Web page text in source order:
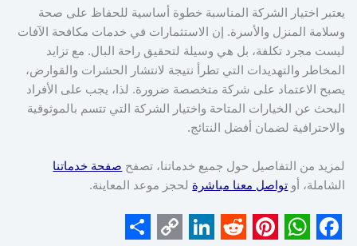
يعتبر اختيار الشركة المناسبة خطوة أساسية للحفاظ على صحة
وسلامة المنزل والأسرة. إن الاستثمارات في خدمات مكافحة الآفات
ليست مجرد تكلفة، بل هي وسيلة لتحقيق راحة البال. مع تزايد
المخاطر والتهديدات التي تطرأ نتيجة لانتشار الحشرات والقوارض،
يصبح الاعتماد على شركة متخصصة ضرورة. لذا، يجب على الأفراد
البحث عن الخيارات المتاحة واختيار الشركة التي تتسم بالموثوقية
والاحترافية لضمان أفضل النتائج.
لمزيد من التفاصيل حول جميع خدماتنا، تصفح صفحة خدماتنا
الشاملة، أو تواصل معنا مباشرة لحجز موعد المعاينة.